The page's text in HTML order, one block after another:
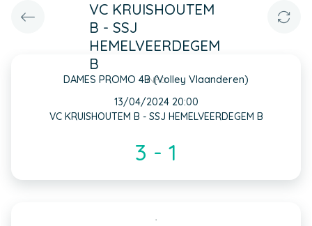
VC KRUISHOUTEM
B - SSJ
HEMELVEERDEGEM
B
DAMES PROMO 4B (Volley Vlaanderen)
INFO
13/04/2024 20:00
VC KRUISHOUTEM B - SSJ HEMELVEERDEGEM B
3 - 1
,